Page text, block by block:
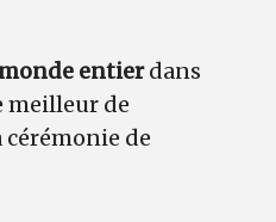
entierdans
meilleur de
de